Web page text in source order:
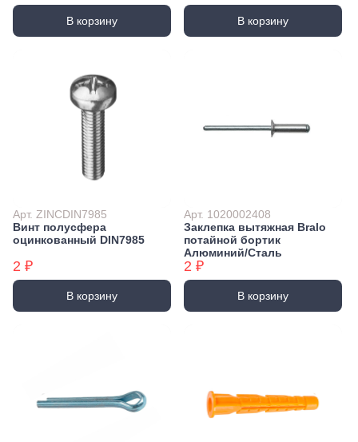
В корзину В корзину
Арт. ZINCDIN7985
Винт полусфера
оцинкованный DIN7985
2 ₽
В корзину
Арт. 1020002408
Заклепка вытяжная Bralo
потайной бортик
Алюминий/Сталь
2 ₽
В корзину